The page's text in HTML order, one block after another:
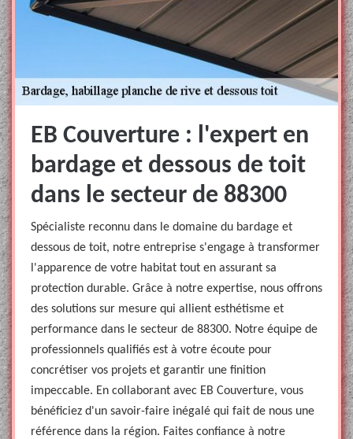
EB Couverture : l'expert en
bardage et dessous de toit
dans le secteur de 88300
Spécialiste reconnu dans le domaine du bardage et
dessous de toit, notre entreprise s'engage à transformer
l'apparence de votre habitat tout en assurant sa
protection durable. Grâce à notre expertise, nous offrons
des solutions sur mesure qui allient esthétisme et
performance dans le secteur de 88300. Notre équipe de
professionnels qualifiés est à votre écoute pour
concrétiser vos projets et garantir une finition
impeccable. En collaborant avec EB Couverture, vous
bénéficiez d'un savoir-faire inégalé qui fait de nous une
référence dans la région. Faites confiance à notre